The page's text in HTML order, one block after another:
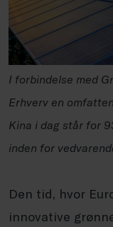
I forbindelse med
Erhverv en
Kina i dag står for
inden for
Den tid, hvor
innovative